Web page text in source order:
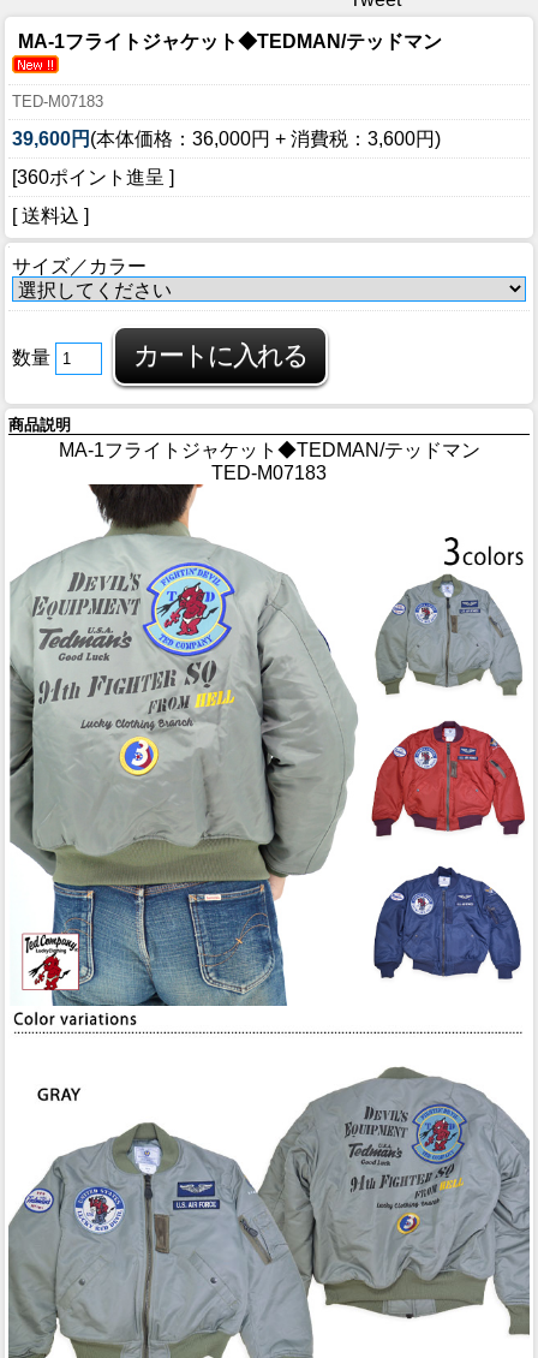
MA-1フライトジャケット◆TEDMAN/テッドマン
TED-M07183
39,600円 (本体価格：36,000円 + 消費税：3,600円)
[360ポイント進呈 ]
[ 送料込 ]
サイズ／カラー
数量
商品説明
MA-1フライトジャケット◆TEDMAN/テッドマン
TED-M07183